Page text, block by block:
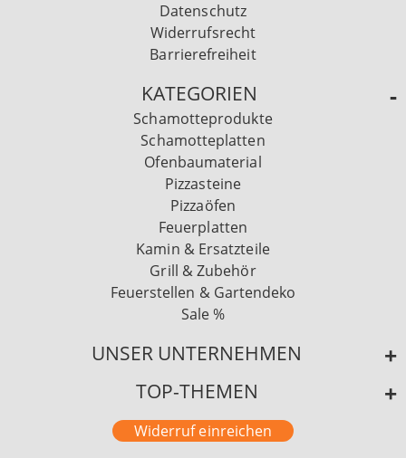
Datenschutz
Widerrufsrecht
Barrierefreiheit
KATEGORIEN
Schamotteprodukte
Schamotteplatten
Ofenbaumaterial
Pizzasteine
Pizzaöfen
Feuerplatten
Kamin & Ersatzteile
Grill & Zubehör
Feuerstellen & Gartendeko
Sale %
UNSER UNTERNEHMEN
TOP-THEMEN
Widerruf einreichen